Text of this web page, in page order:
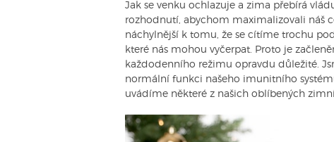
Jak se venku ochlazuje a zima přebírá
rozhodnutí, abychom maximalizovali náš
náchylnější k tomu, že se cítíme trochu
které nás mohou vyčerpat. Proto je
každodenního režimu opravdu důležité.
normální funkci našeho imunitního
uvádíme některé z našich oblíbených